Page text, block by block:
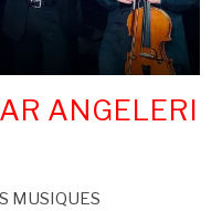
ANGELERI
MUSIQUES